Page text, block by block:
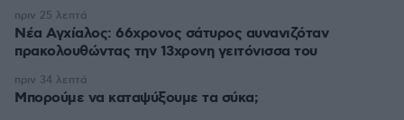
Νέα Αγχίαλος: 66χρονος σάτυρος αυνανιζόταν
πρακολουθώντας την 13χρονη γειτόνισσα του
πριν 25 λεπτά
Μπορούμε να καταψύξουμε τα σύκα;
πριν 34 λεπτά